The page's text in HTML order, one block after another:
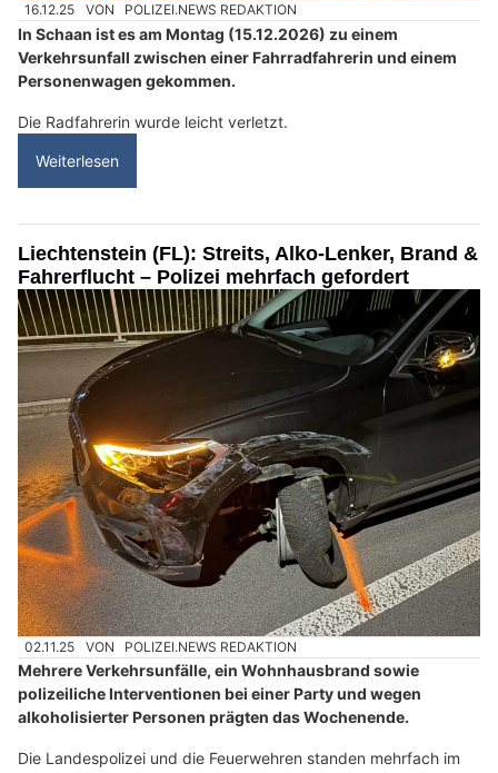
16.12.25 VON POLIZEI.NEWS REDAKTION
In Schaan ist es am Montag (15.12.2026) zu einem
Verkehrsunfall zwischen einer Fahrradfahrerin und einem
Personenwagen gekommen.
Die Radfahrerin wurde leicht verletzt.
Weiterlesen
Liechtenstein (FL): Streits, Alko-Lenker, Brand &
Fahrerflucht – Polizei mehrfach gefordert
02.11.25 VON POLIZEI.NEWS REDAKTION
Mehrere Verkehrsunfälle, ein Wohnhausbrand sowie
polizeiliche Interventionen bei einer Party und wegen
alkoholisierter Personen prägten das Wochenende.
Die Landespolizei und die Feuerwehren standen mehrfach im